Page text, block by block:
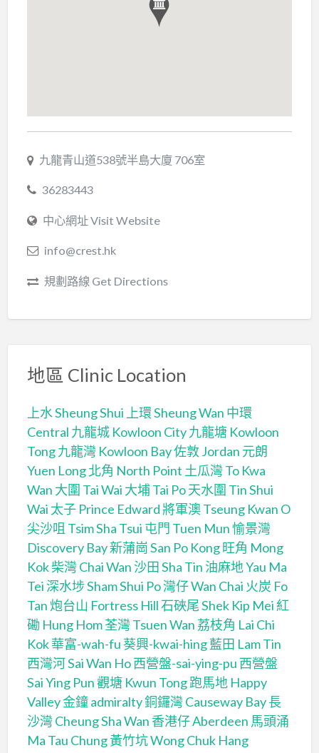
九龍青山道538號半島大廈 706室
36283443
中心網址 Visit Website
info@crest.hk
規劃路線 Get Directions
地區 Clinic Location
上水 Sheung Shui 上環 Sheung Wan 中環
Central 九龍城 Kowloon City九龍塘 Kowloon
Tong九龍灣 Kowloon Bay佐敦 Jordan 元朗
Yuen Long北角 North Point 土瓜灣 To Kwa
Wan 大圍 Tai Wai 大埔 Tai Po天水圍 Tin Shui
Wai 太子 Prince Edward將軍澳 Tseung Kwan O
尖沙咀 Tsim Sha Tsui 屯門 Tuen Mun愉景灣
Discovery Bay新蒲崗 San Po Kong旺角 Mong
Kok柴灣 Chai Wan沙田 Sha Tin 油麻地 Yau Ma
Tei深水埗 Sham Shui Po灣仔 Wan Chai 火炭 Fo
Tan炮台山 Fortress Hill石硤尾 Shek Kip Mei 紅
磡 Hung Hom荃灣 Tsuen Wan 荔枝角 Lai Chi
Kok華富-wah-fu葵興-kwai-hing藍田 Lam Tin
西灣河 Sai Wan Ho西營盤-sai-ying-pu 西營盤
Sai Ying Pun觀塘 Kwun Tong跑馬地 Happy
Valley金鐘 admiralty銅鑼灣 Causeway Bay長
沙灣 Cheung Sha Wan 香港仔 Aberdeen 馬頭涌
Ma Tau Chung黃竹坑 Wong Chuk Hang